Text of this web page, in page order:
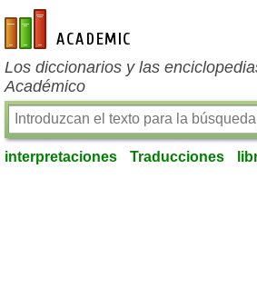
es-academic.com
Los diccionarios y las
Académico
interpretaciones Traducciones